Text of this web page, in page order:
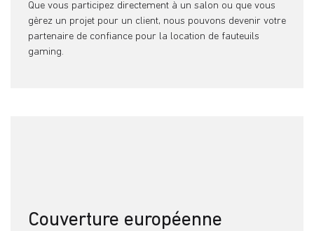
Que vous participez directement à un salon ou que vous
gèrez un projet pour un client, nous pouvons devenir votre
partenaire de confiance pour la location de fauteuils
gaming.
Couverture européenne